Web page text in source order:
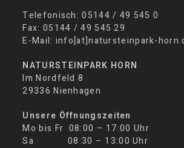
Telefonisch: 05144 / 49 545 0
Fax: 05144 / 49 545 29
E-Mail: info[at]natursteinpark-
NATURSTEINPARK HORN
Im Nordfeld 8
29336 Nienhagen
Unsere Öffnungszeiten
Mo bis Fr 08:00 – 17:00 Uhr
Sa 08:30 – 13:00 Uhr